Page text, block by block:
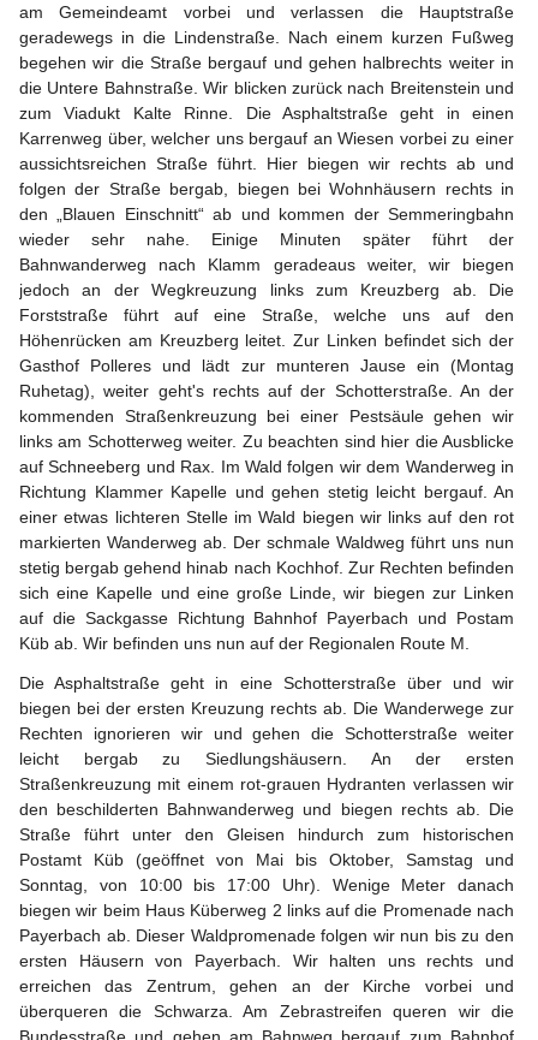
am Gemeindeamt vorbei und verlassen die Hauptstraße
geradewegs in die Lindenstraße. Nach einem kurzen Fußweg
begehen wir die Straße bergauf und gehen halbrechts weiter in
die Untere Bahnstraße. Wir blicken zurück nach Breitenstein und
zum Viadukt Kalte Rinne. Die Asphaltstraße geht in einen
Karrenweg über, welcher uns bergauf an Wiesen vorbei zu einer
aussichtsreichen Straße führt. Hier biegen wir rechts ab und
folgen der Straße bergab, biegen bei Wohnhäusern rechts in
den „Blauen Einschnitt“ ab und kommen der Semmeringbahn
wieder sehr nahe. Einige Minuten später führt der
Bahnwanderweg nach Klamm geradeaus weiter, wir biegen
jedoch an der Wegkreuzung links zum Kreuzberg ab. Die
Forststraße führt auf eine Straße, welche uns auf den
Höhenrücken am Kreuzberg leitet. Zur Linken befindet sich der
Gasthof Polleres und lädt zur munteren Jause ein (Montag
Ruhetag), weiter geht's rechts auf der Schotterstraße. An der
kommenden Straßenkreuzung bei einer Pestsäule gehen wir
links am Schotterweg weiter. Zu beachten sind hier die Ausblicke
auf Schneeberg und Rax. Im Wald folgen wir dem Wanderweg in
Richtung Klammer Kapelle und gehen stetig leicht bergauf. An
einer etwas lichteren Stelle im Wald biegen wir links auf den rot
markierten Wanderweg ab. Der schmale Waldweg führt uns nun
stetig bergab gehend hinab nach Kochhof. Zur Rechten befinden
sich eine Kapelle und eine große Linde, wir biegen zur Linken
auf die Sackgasse Richtung Bahnhof Payerbach und Postam
Küb ab. Wir befinden uns nun auf der Regionalen Route M.
Die Asphaltstraße geht in eine Schotterstraße über und wir
biegen bei der ersten Kreuzung rechts ab. Die Wanderwege zur
Rechten ignorieren wir und gehen die Schotterstraße weiter
leicht bergab zu Siedlungshäusern. An der ersten
Straßenkreuzung mit einem rot-grauen Hydranten verlassen wir
den beschilderten Bahnwanderweg und biegen rechts ab. Die
Straße führt unter den Gleisen hindurch zum historischen
Postamt Küb (geöffnet von Mai bis Oktober, Samstag und
Sonntag, von 10:00 bis 17:00 Uhr). Wenige Meter danach
biegen wir beim Haus Küberweg 2 links auf die Promenade nach
Payerbach ab. Dieser Waldpromenade folgen wir nun bis zu den
ersten Häusern von Payerbach. Wir halten uns rechts und
erreichen das Zentrum, gehen an der Kirche vorbei und
überqueren die Schwarza. Am Zebrastreifen queren wir die